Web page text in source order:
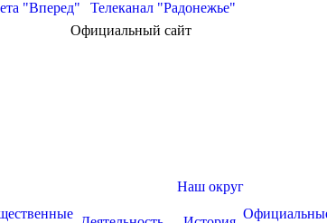
"Вперед"
Телеканал "Радонежье"
Официальный сайт
Наш округ